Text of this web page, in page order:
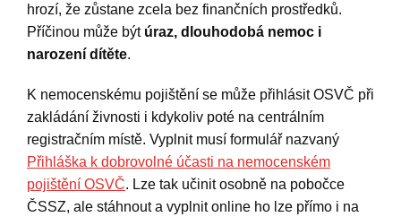
hrozí, že zůstane zcela bez finančních prostředků.
Příčinou může být úraz, dlouhodobá nemoc i
narození dítěte.
K nemocenskému pojištění se může přihlásit OSVČ při
zakládání živnosti i kdykoliv poté na centrálním
registračním místě. Vyplnit musí formulář nazvaný
Přihláška k dobrovolné účasti na nemocenském
pojištění OSVČ. Lze tak učinit osobně na pobočce
ČSSZ, ale stáhnout a vyplnit online ho lze přímo i na